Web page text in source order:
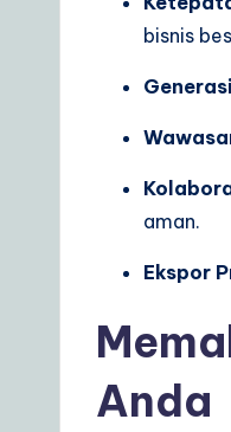
bisnis
aman.
Ekspor
Anda